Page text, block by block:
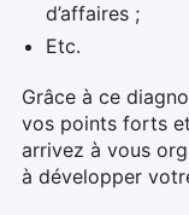
d’affaires ;
Etc.
Grâce à ce
vos points forts
arrivez à vous
à développer